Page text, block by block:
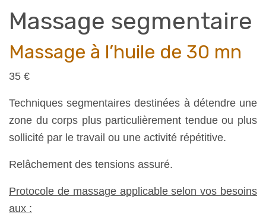
Massage segmentaire
Massage à l’huile de 30 mn
35 €
Techniques segmentaires destinées à détendre une
zone du corps plus particulièrement tendue ou plus
sollicité par le travail ou une activité répétitive.
Relâchement des tensions assuré.
Protocole de massage applicable selon vos besoins
aux :